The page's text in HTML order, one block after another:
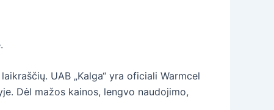
UAB „Kalga“ yra oficiali Warmcel
Dėl mažos kainos, lengvo naudojimo,